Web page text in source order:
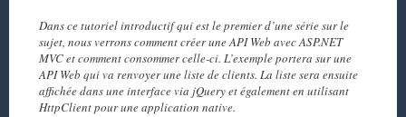
Dans ce tutoriel introductif qui est le premier d’une série sur le
sujet, nous verrons comment créer une API Web avec ASP.NET
MVC et comment consommer celle-ci. L’exemple portera sur une
API Web qui va renvoyer une liste de clients. La liste sera ensuite
affichée dans une interface via jQuery et également en utilisant
HttpClient pour une application native.